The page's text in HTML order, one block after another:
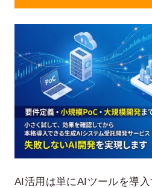
AI活用は単にAIツールを導